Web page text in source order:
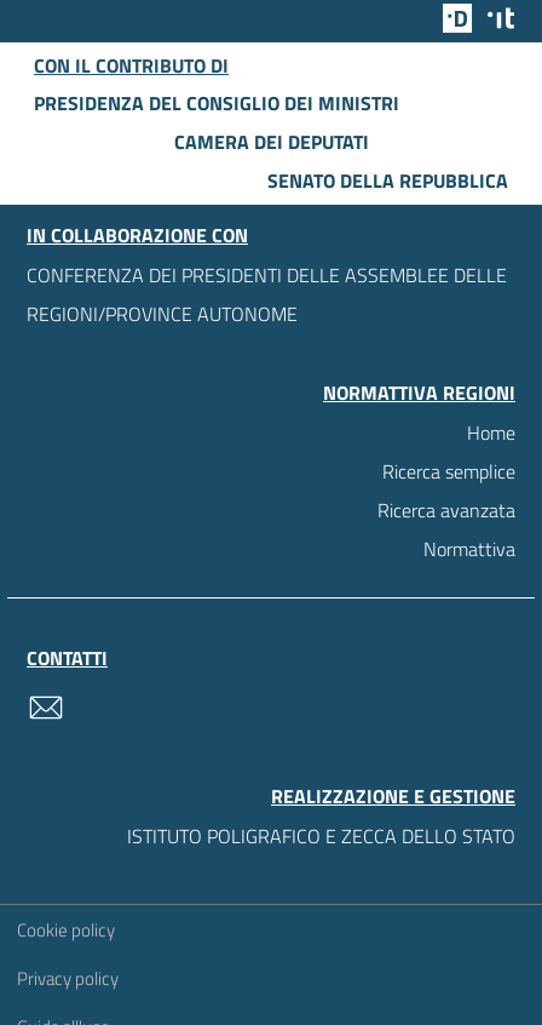
Team
CON IL CONTRIBUTO DI
PRESIDENZA DEL CONSIGLIO DEI MINISTRI
CAMERA DEI DEPUTATI
SENATO DELLA REPUBBLICA
IN COLLABORAZIONE CON
CONFERENZA DEI PRESIDENTI DELLE ASSEMBLEE DELLE
REGIONI/PROVINCE AUTONOME
NORMATTIVA REGIONI
Home
Ricerca semplice
Ricerca avanzata
Normattiva
CONTATTI
REALIZZAZIONE E GESTIONE
ISTITUTO POLIGRAFICO E ZECCA DELLO STATO
Sezione Link Utili
Cookie policy
Privacy policy